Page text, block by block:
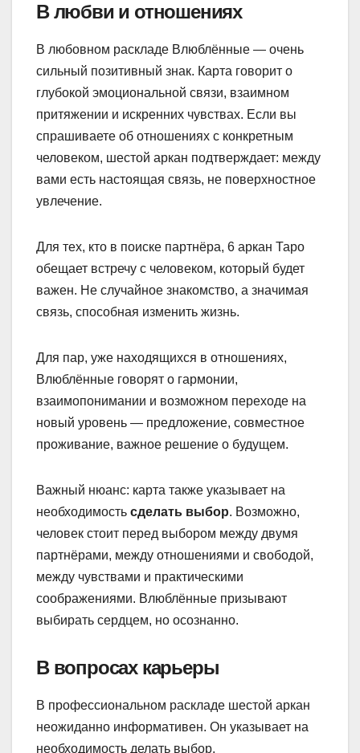
В любви и отношениях
В любовном раскладе Влюблённые — очень
сильный позитивный знак. Карта говорит о
глубокой эмоциональной связи, взаимном
притяжении и искренних чувствах. Если вы
спрашиваете об отношениях с конкретным
человеком, шестой аркан подтверждает: между
вами есть настоящая связь, не поверхностное
увлечение.
Для тех, кто в поиске партнёра, 6 аркан Таро
обещает встречу с человеком, который будет
важен. Не случайное знакомство, а значимая
связь, способная изменить жизнь.
Для пар, уже находящихся в отношениях,
Влюблённые говорят о гармонии,
взаимопонимании и возможном переходе на
новый уровень — предложение, совместное
проживание, важное решение о будущем.
Важный нюанс: карта также указывает на
необходимость сделать выбор. Возможно,
человек стоит перед выбором между двумя
партнёрами, между отношениями и свободой,
между чувствами и практическими
соображениями. Влюблённые призывают
выбирать сердцем, но осознанно.
В вопросах карьеры
В профессиональном раскладе шестой аркан
неожиданно информативен. Он указывает на
необходимость делать выбор,